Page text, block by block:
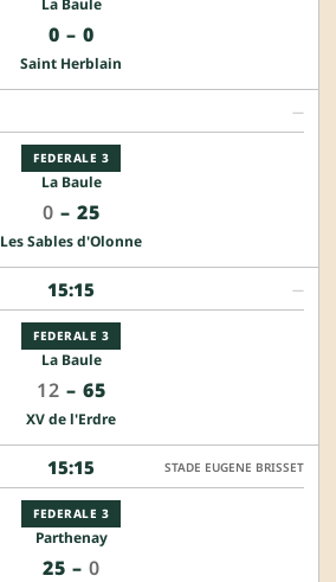
0 – 0
Saint Herblain
FEDERALE 3
La Baule
0 – 25
Les Sables d'Olonne
—
15:15
FEDERALE 3
La Baule
12 – 65
XV de l'Erdre
—
15:15
FEDERALE 3
Parthenay
25 – 0
STADE EUGENE BRISSET